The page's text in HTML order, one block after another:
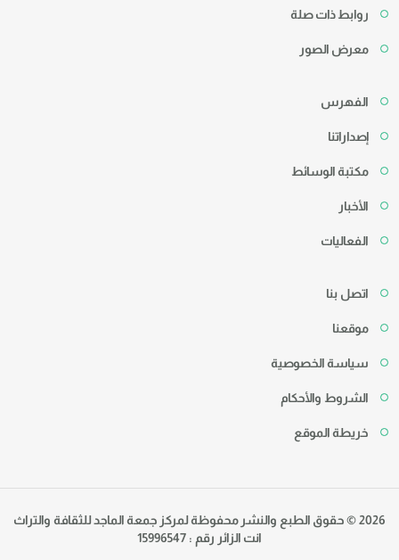
روابط ذات صلة
معرض الصور
الفهرس
إصداراتنا
مكتبة الوسائط
الأخبار
الفعاليات
اتصل بنا
موقعنا
سياسة الخصوصية
الشروط والأحكام
خريطة الموقع
2026 © حقوق الطبع والنشر محفوظة لمركز جمعة الماجد للثقافة والتراث
انت الزائر رقم : 15996547